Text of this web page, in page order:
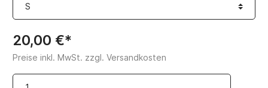
20,00 €*
Preise inkl. MwSt. zzgl. Versandkosten